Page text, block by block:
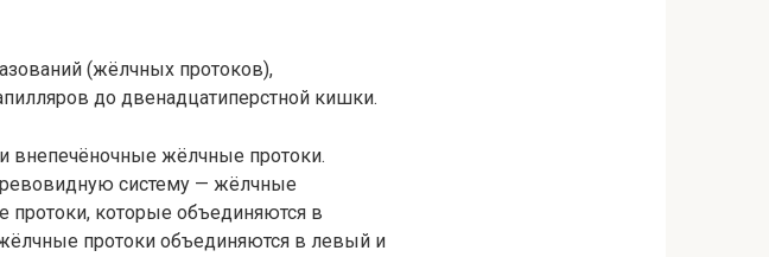
(жёлчных протоков),
до двенадцатиперстной кишки.
внепечёночные жёлчные протоки.
систему — жёлчные
которые объединяются в
протоки объединяются в левый и